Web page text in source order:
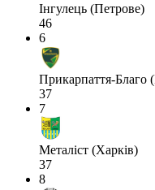
Інгулець (Петрове)
46
6
Прикарпаття-Благо
37
7
Металіст (Харків)
37
8